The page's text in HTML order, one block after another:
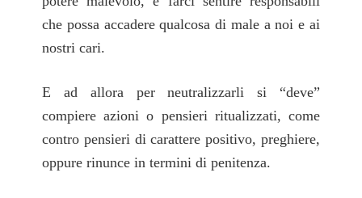
che possa accadere qualcosa di male a noi e ai
nostri cari.
E ad allora per neutralizzarli si “deve”
compiere azioni o pensieri ritualizzati, come
contro pensieri di carattere positivo, preghiere,
oppure rinunce in termini di penitenza.